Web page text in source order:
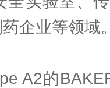
企业等领域
A2的